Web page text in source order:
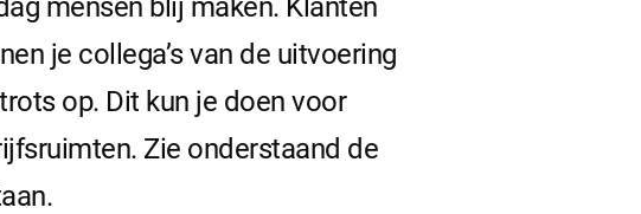
mensen blij maken. Klanten
je collega’s van de uitvoering
op. Dit kun je doen voor
Zie onderstaand de